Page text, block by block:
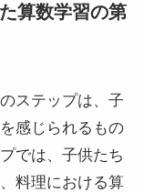
算数学習の第
ステップは、子
感じられるもの
では、子供たち
料理における算